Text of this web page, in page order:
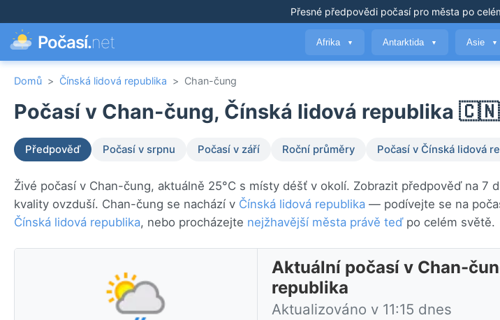
Přesné předpovědi počasípro města po
Počasí.net Afrika ▼ Antarktida ▼ Asie ▼
Domů > Čínská lidová republika > Chan-čung
Počasí v Chan-čung, Čínská lidová republika 🇨🇳
Předpověď Počasí v srpnu Počasí v září Roční průměry Počasí v Čínská lidová
Živé počasí v Chan-čung, aktuálně 25°C s místy déšť v okolí. Zobrazit předpověď na 7
kvality ovzduší. Chan-čung se nachází v Čínská lidová republika — podívejte se na
Čínská lidová republika, nebo procházejte nejžhavější města právě teďpo celém světě.
Aktuální počasí v Chan-
republika
Aktualizováno v 11:15 dnes